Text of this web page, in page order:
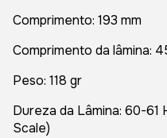
Comprimento: 193 mm
Comprimento da lâmina:
Peso: 118 gr
Dureza da Lâmina: 60-61
Scale)